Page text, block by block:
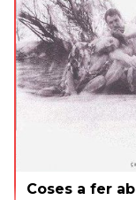
Coses a fer